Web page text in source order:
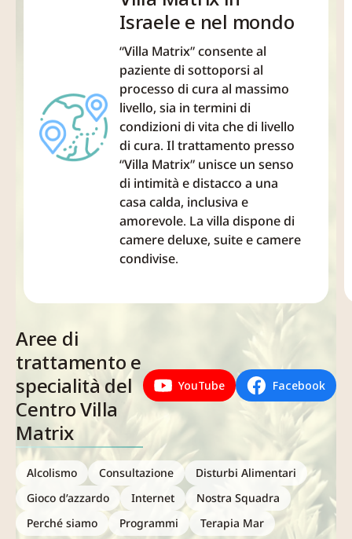
recupero molto elevati. Una
recente ricerca nel campo
della...
Israele e nel mondo
“Villa Matrix” consente al
paziente di sottoporsi al
processo di cura al massimo
livello, sia in termini di
condizioni di vita che di livello
di cura. Il trattamento presso
“Villa Matrix” unisce un senso
di intimità e distacco a una
casa calda, inclusiva e
amorevole. La villa dispone di
camere deluxe, suite e camere
condivise.
Aree di
trattamento e
specialità del
Centro Villa
Matrix
YouTube Facebook
Alcolismo Consultazione
Disturbi Alimentari
Gioco d’azzardo
Internet
Nostra Squadra
Perché siamo
Programmi Terapia Mar